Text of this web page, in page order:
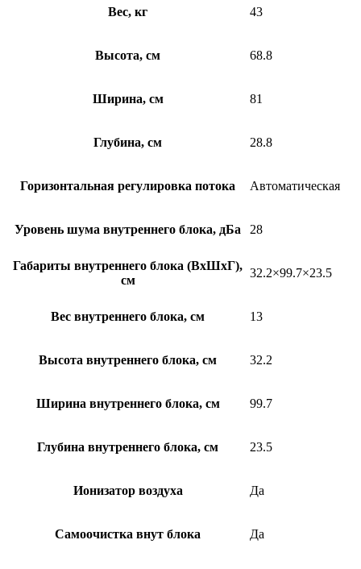
Вес, кг 43
Высота, см 68.8
Ширина, см 81
Глубина, см 28.8
Горизонтальная регулировка потока Автоматическая
Уровень шума внутреннего блока, дБа 28
Габариты внутреннего блока (ВхШхГ),
см
32.2×99.7×23.5
Вес внутреннего блока, см 13
Высота внутреннего блока, см 32.2
Ширина внутреннего блока, см 99.7
Глубина внутреннего блока, см 23.5
Ионизатор воздуха Да
Самоочистка внут блока Да